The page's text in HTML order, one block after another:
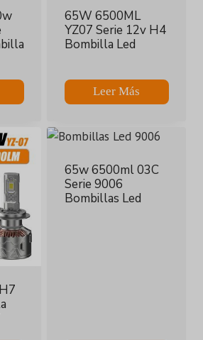
65W 6500ML
YZ07 Serie 12v H4
Bombilla Led
Leer Más
65w 6500ml 03C
Serie 9006
Bombillas Led